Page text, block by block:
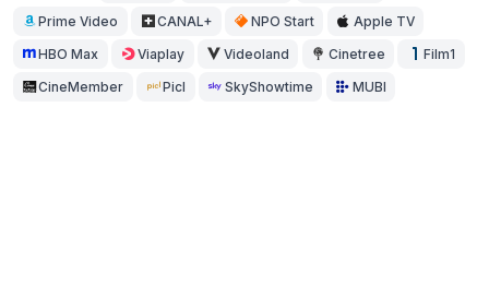
Prime Video CANAL+ NPO Start Apple TV
HBO Max Viaplay Videoland Cinetree Film1
CineMember Picl SkyShowtime MUBI